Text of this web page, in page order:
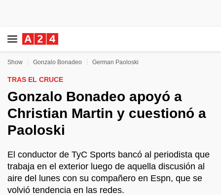
Show Gonzalo Bonadeo German Paoloski
TRAS EL CRUCE
Gonzalo Bonadeo apoyó a
Christian Martin y cuestionó a
Paoloski
El conductor de TyC Sports bancó al periodista que
trabaja en el exterior luego de aquella discusión al
aire del lunes con su compañero en Espn, que se
volvió tendencia en las redes.